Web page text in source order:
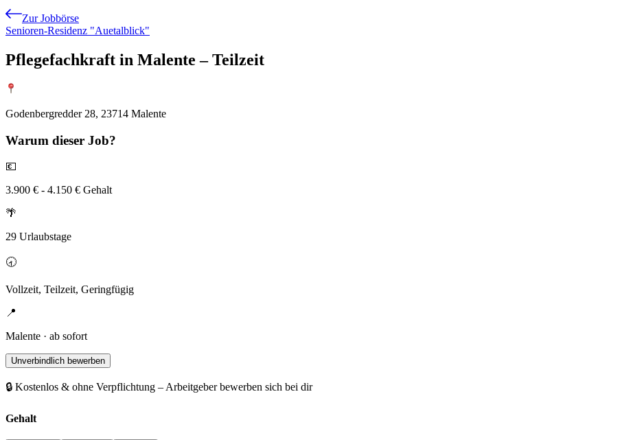
Zur Jobbörse
Senioren-Residenz "Auetalblick"
Pflegefachkraft in Malente – Teilzeit
Godenbergredder 28, 23714 Malente
Warum dieser Job?
💶
3.900 € - 4.150 € Gehalt
🌴
29 Urlaubstage
🕣
Vollzeit, Teilzeit, Geringfügig
📍
Malente · ab sofort
Unverbindlich bewerben
🔒 Kostenlos & ohne Verpflichtung – Arbeitgeber bewerben sich bei dir
Gehalt